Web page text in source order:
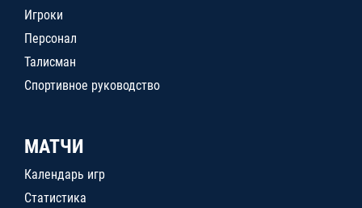
Игроки
Персонал
Талисман
Спортивное руководство
МАТЧИ
Календарь игр
Статистика